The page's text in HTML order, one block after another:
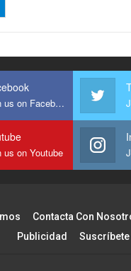
Join us on Facebook
us on Youtube
Contacta Con
Publicidad
Suscríbete